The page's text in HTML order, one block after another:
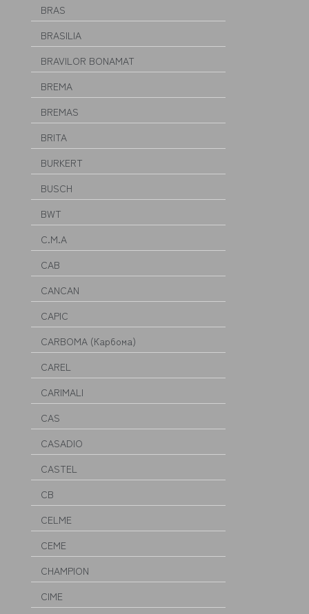
BRAS
BRASILIA
BRAVILOR BONAMAT
BREMA
BREMAS
BRITA
BURKERT
BUSCH
BWT
C.M.A
CAB
CANCAN
CAPIC
CARBOMA (Карбома)
CAREL
CARIMALI
CAS
CASADIO
CASTEL
CB
CELME
CEME
CHAMPION
CIME